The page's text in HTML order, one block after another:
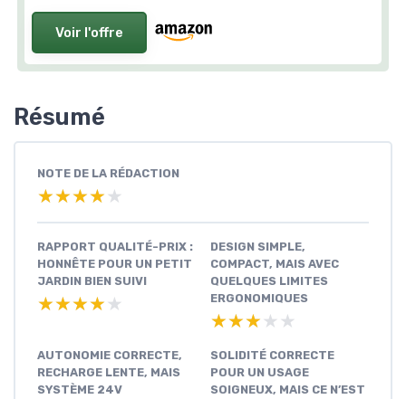
Voir l'offre
Résumé
NOTE DE LA RÉDACTION
★★★★★
★★★★★
RAPPORT QUALITÉ-PRIX :
HONNÊTE POUR UN PETIT
JARDIN BIEN SUIVI
★★★★★
★★★★★
DESIGN SIMPLE,
COMPACT, MAIS AVEC
QUELQUES LIMITES
ERGONOMIQUES
★★★★★
★★★★★
AUTONOMIE CORRECTE,
RECHARGE LENTE, MAIS
SYSTÈME 24V
SOLIDITÉ CORRECTE
POUR UN USAGE
SOIGNEUX, MAIS CE N’EST